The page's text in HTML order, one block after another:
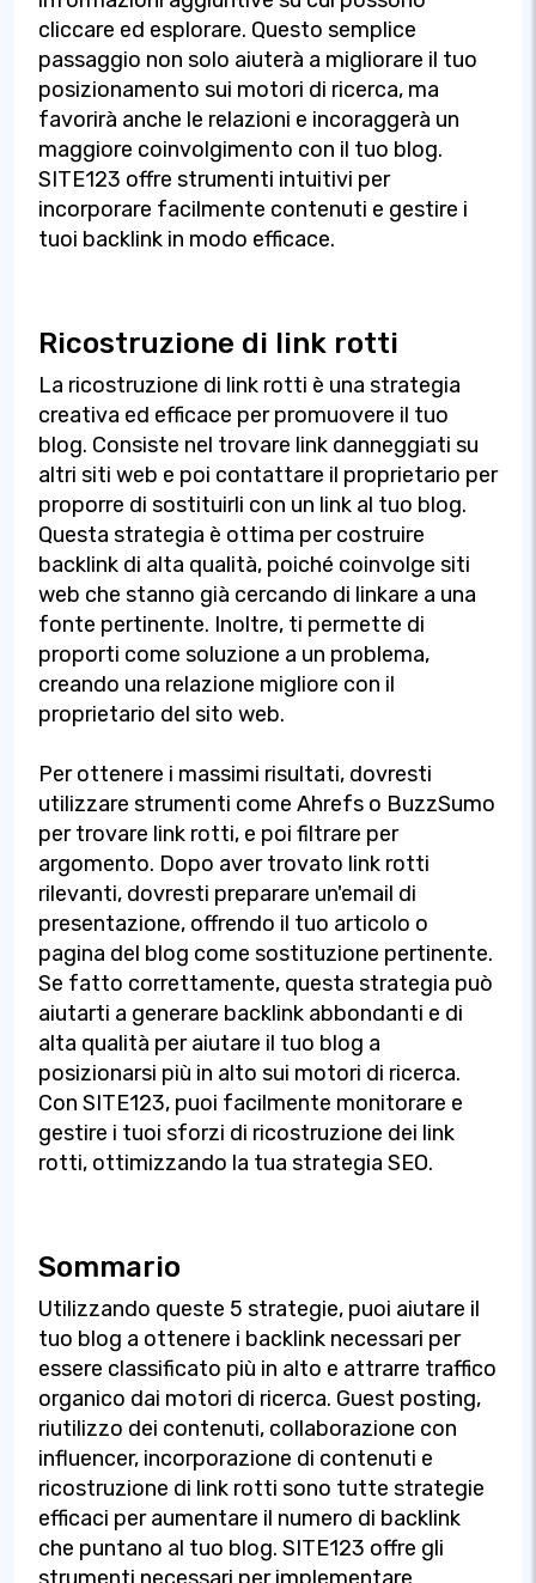
cliccare ed esplorare. Questo semplice
passaggio non solo aiuterà a migliorare il tuo
posizionamento sui motori di ricerca, ma
favorirà anche le relazioni e incoraggerà un
maggiore coinvolgimento con il tuo blog.
SITE123 offre strumenti intuitivi per
incorporare facilmente contenuti e gestire i
tuoi backlink in modo efficace.
Ricostruzione di link rotti
La ricostruzione di link rotti è una strategia
creativa ed efficace per promuovere il tuo
blog. Consiste nel trovare link danneggiati su
altri siti web e poi contattare il proprietario per
proporre di sostituirli con un link al tuo blog.
Questa strategia è ottima per costruire
backlink di alta qualità, poiché coinvolge siti
web che stanno già cercando di linkare a una
fonte pertinente. Inoltre, ti permette di
proporti come soluzione a un problema,
creando una relazione migliore con il
proprietario del sito web.
Per ottenere i massimi risultati, dovresti
utilizzare strumenti come Ahrefs o BuzzSumo
per trovare link rotti, e poi filtrare per
argomento. Dopo aver trovato link rotti
rilevanti, dovresti preparare un'email di
presentazione, offrendo il tuo articolo o
pagina del blog come sostituzione pertinente.
Se fatto correttamente, questa strategia può
aiutarti a generare backlink abbondanti e di
alta qualità per aiutare il tuo blog a
posizionarsi più in alto sui motori di ricerca.
Con SITE123, puoi facilmente monitorare e
gestire i tuoi sforzi di ricostruzione dei link
rotti, ottimizzando la tua strategia SEO.
Sommario
Utilizzando queste 5 strategie, puoi aiutare il
tuo blog a ottenere i backlink necessari per
essere classificato più in alto e attrarre traffico
organico dai motori di ricerca. Guest posting,
riutilizzo dei contenuti, collaborazione con
influencer, incorporazione di contenuti e
ricostruzione di link rotti sono tutte strategie
efficaci per aumentare il numero di backlink
che puntano al tuo blog. SITE123 offre gli